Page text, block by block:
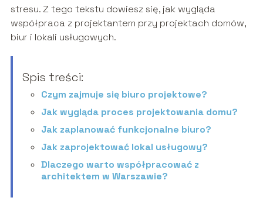
stresu. Z tego tekstu dowiesz się, jak wygląda
współpraca z projektantem przy projektach domów,
biur i lokali usługowych.
Spis treści:
Czym zajmuje się biuro projektowe?
Jak wygląda proces projektowania domu?
Jak zaplanować funkcjonalne biuro?
Jak zaprojektować lokal usługowy?
Dlaczego warto współpracować z
architektem w Warszawie?